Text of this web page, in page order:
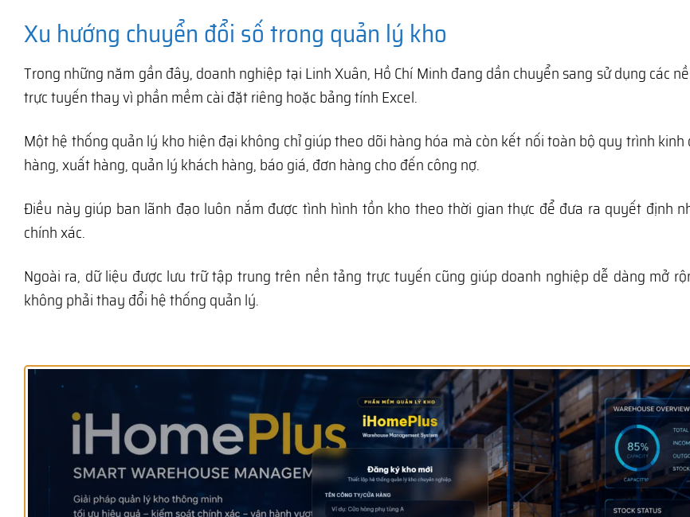
Xu hướng chuyển đổi số trong quản lý kho
Trong những năm gần đây, doanh nghiệp tại Linh Xuân, Hồ Chí Minh đang dần chuyển sang sử dụng các
trực tuyến thay vì phần mềm cài đặt riêng hoặc bảng tính Excel.
Một hệ thống quản lý kho hiện đại không chỉ giúp theo dõi hàng hóa mà còn kết nối toàn bộ quy trình
hàng, xuất hàng, quản lý khách hàng, báo giá, đơn hàng cho đến công nợ.
Điều này giúp ban lãnh đạo luôn nắm được tình hình tồn kho theo thời gian thực để đưa ra quyết định
chính xác.
Ngoài ra, dữ liệu được lưu trữ tập trung trên nền tảng trực tuyến cũng giúp doanh nghiệp dễ dàng mở
không phải thay đổi hệ thống quản lý.